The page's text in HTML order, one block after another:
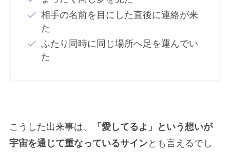
相手の名前を目にした直後に連絡が来
た
ふたり同時に同じ場所へ足を運んでい
た
こうした出来事は、
「愛してるよ」という想いが
宇宙を通じて重なっているサイン とも言えるでし